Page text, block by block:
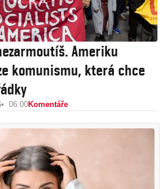
Ameriku
komunismu, která chce
06:00Komentáře